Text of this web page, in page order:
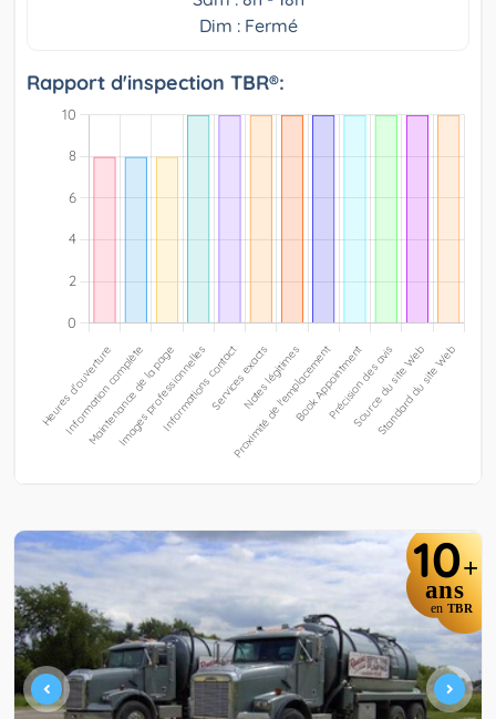
Dim : Fermé
Rapport d'inspection TBR®:
10+
ans
en TBR